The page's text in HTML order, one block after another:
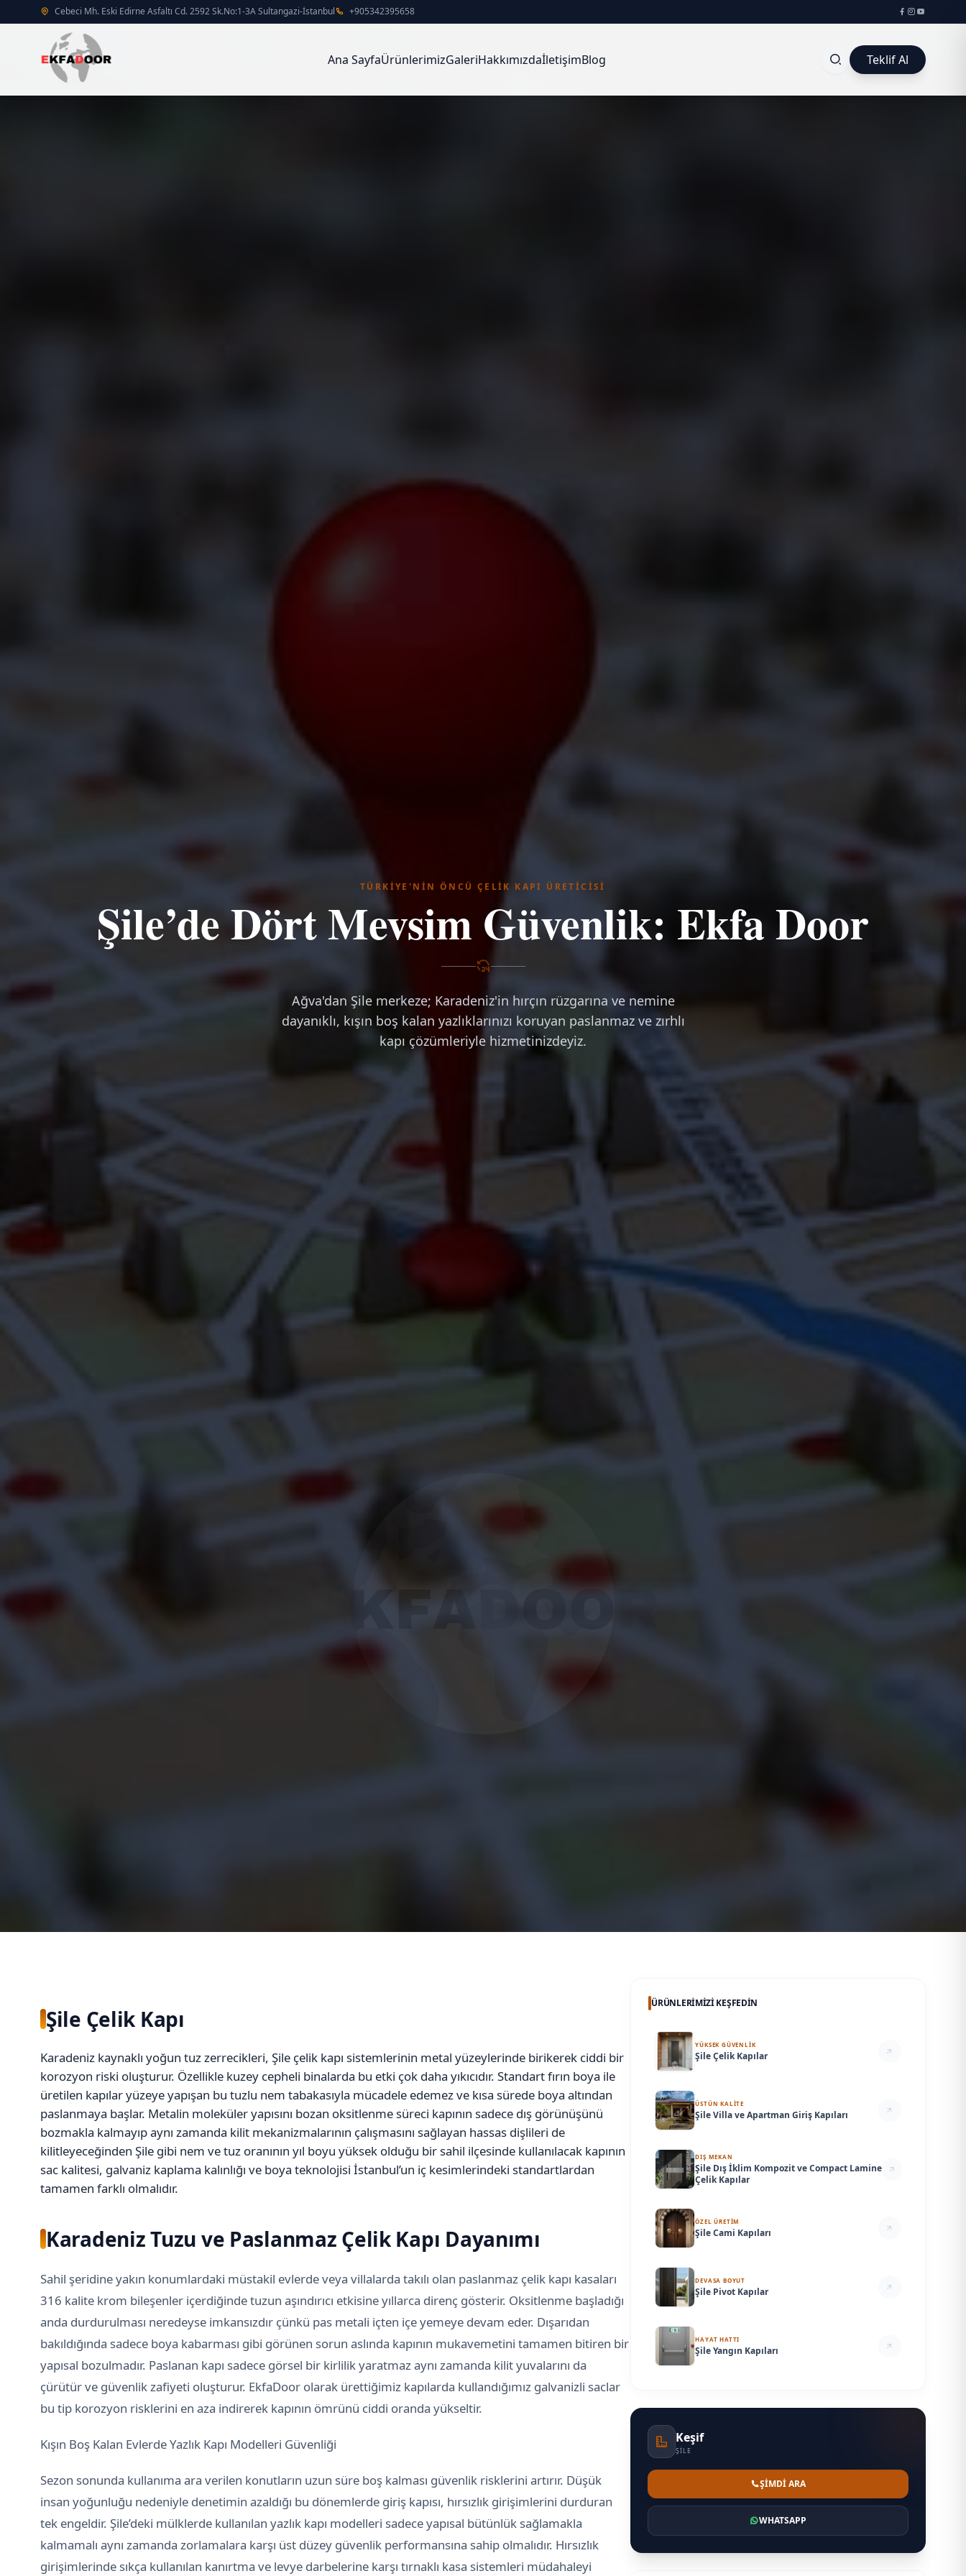
Cebeci Mh. Eski Edirne Asfaltı Cd. 2592 Sk.No:1-3A Sultangazi-İstanbul +905342395658
Ana SayfaÜrünlerimizGaleriHakkımızdaİletişimBlog Teklif Al
TÜRKIYE'NIN ÖNCÜ ÇELIK KAPI ÜRETICISI
Şile’de Dört Mevsim Güvenlik: Ekfa Door
Ağva'dan Şile merkeze; Karadeniz'in hırçın rüzgarına ve nemine
dayanıklı, kışın boş kalan yazlıklarınızı koruyan paslanmaz ve zırhlı
kapı çözümleriyle hizmetinizdeyiz.
Şile Çelik Kapı
Karadeniz kaynaklı yoğun tuz zerrecikleri, Şile çelik kapı sistemlerinin metal yüzeylerinde birikerek ciddi bir
korozyon riski oluşturur. Özellikle kuzey cepheli binalarda bu etki çok daha yıkıcıdır. Standart fırın boya ile
üretilen kapılar yüzeye yapışan bu tuzlu nem tabakasıyla mücadele edemez ve kısa sürede boya altından
paslanmaya başlar. Metalin moleküler yapısını bozan oksitlenme süreci kapının sadece dış görünüşünü
bozmakla kalmayıp aynı zamanda kilit mekanizmalarının çalışmasını sağlayan hassas dişlileri de
kilitleyeceğinden Şile gibi nem ve tuz oranının yıl boyu yüksek olduğu bir sahil ilçesinde kullanılacak kapının
sac kalitesi, galvaniz kaplama kalınlığı ve boya teknolojisi İstanbul’un iç kesimlerindeki standartlardan
tamamen farklı olmalıdır.
Karadeniz Tuzu ve Paslanmaz Çelik Kapı Dayanımı
Sahil şeridine yakın konumlardaki müstakil evlerde veya villalarda takılı olan paslanmaz çelik kapı kasaları
316 kalite krom bileşenler içerdiğinde tuzun aşındırıcı etkisine yıllarca direnç gösterir. Oksitlenme başladığı
anda durdurulması neredeyse imkansızdır çünkü pas metali içten içe yemeye devam eder. Dışarıdan
bakıldığında sadece boya kabarması gibi görünen sorun aslında kapının mukavemetini tamamen bitiren bir
yapısal bozulmadır. Paslanan kapı sadece görsel bir kirlilik yaratmaz aynı zamanda kilit yuvalarını da
çürütür ve güvenlik zafiyeti oluşturur. EkfaDoor olarak ürettiğimiz kapılarda kullandığımız galvanizli saclar
bu tip korozyon risklerini en aza indirerek kapının ömrünü ciddi oranda yükseltir.
Kışın Boş Kalan Evlerde Yazlık Kapı Modelleri Güvenliği
Sezon sonunda kullanıma ara verilen konutların uzun süre boş kalması güvenlik risklerini artırır. Düşük
insan yoğunluğu nedeniyle denetimin azaldığı bu dönemlerde giriş kapısı, hırsızlık girişimlerini durduran
tek engeldir. Şile’deki mülklerde kullanılan yazlık kapı modelleri sadece yapısal bütünlük sağlamakla
kalmamalı aynı zamanda zorlamalara karşı üst düzey güvenlik performansına sahip olmalıdır. Hırsızlık
girişimlerinde sıkça kullanılan kanırtma ve levye darbelerine karşı tırnaklı kasa sistemleri müdahaleyi
ÜRÜNLERIMIZI KEŞFEDIN
YÜKSEK GÜVENLİK
Şile Çelik Kapılar
ÜSTÜN KALİTE
Şile Villa ve Apartman Giriş Kapıları
DIŞ MEKAN
Şile Dış İklim Kompozit ve Compact Lamine
Çelik Kapılar
ÖZEL ÜRETİM
Şile Cami Kapıları
DEVASA BOYUT
Şile Pivot Kapılar
HAYAT HATTI
Şile Yangın Kapıları
Keşif
ŞILE
ŞİMDİ ARA
WHATSAPP